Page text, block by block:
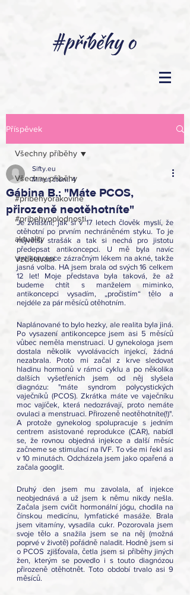
Příspěvek
Všechny příběhy
#pribehyorakovine
#pribehyoplodnosti
aktuality
Vzdělávání
Všechny příběhy
Gábina B.: "Máte PCOS,
přirozeně neotěhotníte"
Sifty.eu
Minut čtení: 4
Je zvláštní, jak si v 17 letech člověk myslí, že
otěhotní po prvním nechráněném styku. To je
největší strašák a tak si nechá pro jistotu
předepsat antikoncepci. U mě byla navíc
antikoncepce zázračným lékem na akné, takže
jasná volba. HA jsem brala od svých 16 celkem
12 let! Moje představa byla taková, že až
budeme chtít s manželem miminko,
antikoncepci vysadím, „pročistím“ tělo a
nejdéle za pár měsíců otěhotním.
Naplánované to bylo hezky, ale realita byla jiná.
Po vysazení antikoncepce jsem asi 5 měsíců
vůbec neměla menstruaci. U gynekologa jsem
dostala několik vyvolávacích injekcí, žádná
nezabrala. Proto mi začal z krve sledovat
hladinu hormonů v rámci cyklu a po několika
dalších vyšetřeních jsem od něj slyšela
diagnózu: "máte syndrom polycystických
vaječníků (PCOS). Zkrátka máte ve vaječníku
moc vajíček, která nedozrávají, proto nemáte
ovulaci a menstruaci. Přirozeně neotěhotníte(!)".
A protože gynekolog spolupracuje s jedním
centrem asistované reprodukce (CAR), nabídl
se, že rovnou objedná injekce a další měsíc
začneme se stimulací na IVF. To vše mi řekl asi
v 10 minutách. Odcházela jsem jako opařená a
začala googlit.
Druhý den jsem mu zavolala, ať injekce
neobjednává a už jsem k němu nikdy nešla.
Začala jsem cvičit hormonální jógu, chodila na
čínskou medicínu, lymfatické masáže. Brala
jsem vitamíny, vysadila cukr. Pozorovala jsem
svoje tělo a snažila jsem se na něj (možná
poprvé v životě) pořádně naladit. Hodně jsem si
o PCOS zjišťovala, četla jsem si příběhy jiných
žen, kterým se povedlo i s touto diagnózou
přirozeně otěhotnět. Toto období trvalo asi 9
měsíců.